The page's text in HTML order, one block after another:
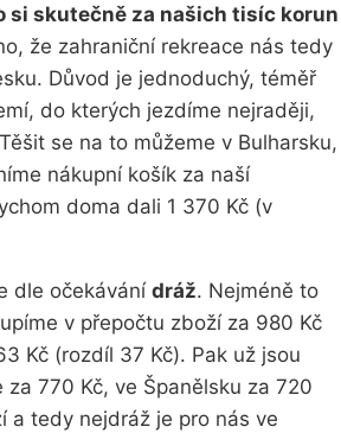
si skutečně za našich tisíc korun
že zahraniční rekreace nás tedy
Důvod je jednoduchý, téměř
do kterých jezdíme nejraději,
se na to můžeme v Bulharsku,
nákupní košík za naší
doma dali 1 370 Kč (v
dle očekávání dráž. Nejméně to
v přepočtu zboží za 980 Kč
Kč (rozdíl 37 Kč). Pak už jsou
770 Kč, ve Španělsku za 720
a tedy nejdráž je pro nás ve